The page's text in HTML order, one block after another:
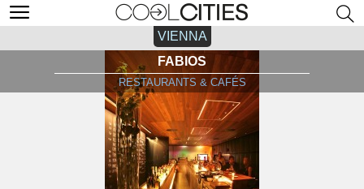
VIENNA
FABIOS
RESTAURANTS & CAFÉS